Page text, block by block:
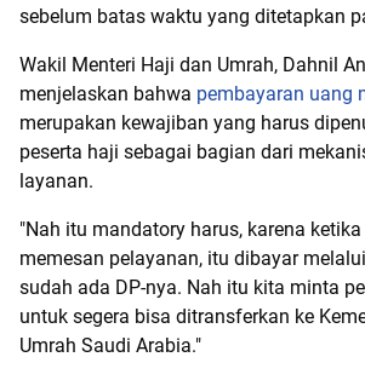
sebelum batas waktu yang ditetapkan
Wakil Menteri Haji dan Umrah, Dahnil
menjelaskan bahwa pembayaran uang
merupakan kewajiban yang harus
peserta haji sebagai bagian dari
layanan.
"Nah itu mandatory harus, karena
memesan pelayanan, itu dibayar
sudah ada DP-nya. Nah itu kita minta
untuk segera bisa ditransferkan ke
Umrah Saudi Arabia."